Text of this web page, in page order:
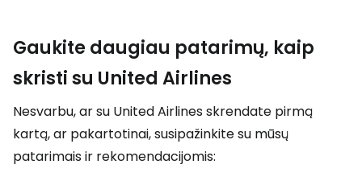
Gaukite daugiau patarimų, kaip
skristi su United Airlines
Nesvarbu, ar su United Airlines skrendate pirmą
kartą, ar pakartotinai, susipažinkite su mūsų
patarimais ir rekomendacijomis: